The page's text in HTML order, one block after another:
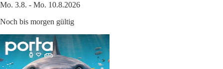
Mo. 3.8. - Mo. 10.8.2026
Noch bis morgen gültig